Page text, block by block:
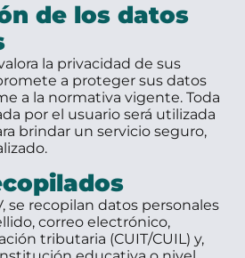
de los datos
la privacidad de sus
a proteger sus datos
a la normativa vigente. Toda
por el usuario será utilizada
brindar un servicio seguro,
se recopilan datos personales
correo electrónico,
tributaria (CUIT/CUIL) y,